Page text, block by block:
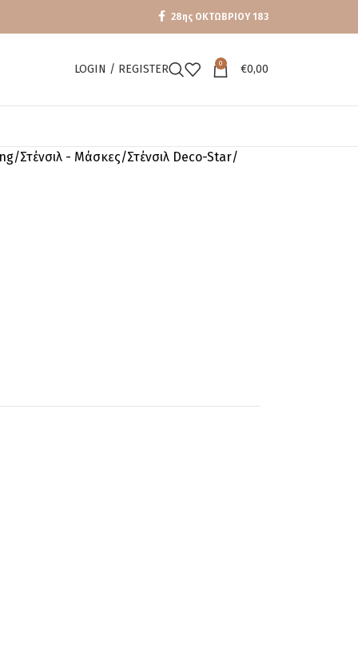
28ης ΟΚΤΩΒΡΙΟΥ 183
LOGIN / REGISTER 0 €0,00
Στένσιλ - Μάσκες Στένσιλ Deco-Star